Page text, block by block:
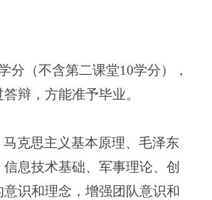
分（不含第二课堂10学分），
辩，方能准予毕业。
克思主义基本原理、毛泽东
信息技术基础、军事理论、创
识和理念，增强团队意识和